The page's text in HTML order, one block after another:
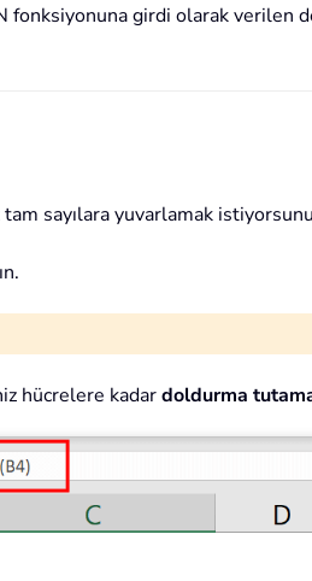
girdi olarak verilen
sayılara yuvarlamak
hücrelere kadardoldurma